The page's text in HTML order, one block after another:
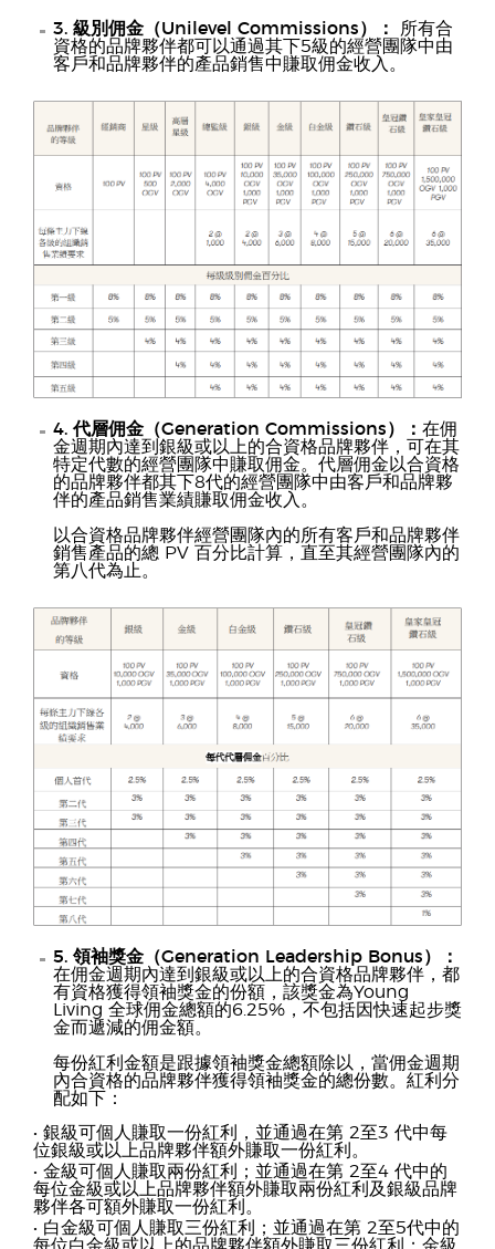
3. 級別佣金（Unilevel Commissions）： 所有合
資格的品牌夥伴都可以通過其下5級的經營團隊中由
客戶和品牌夥伴的產品銷售中賺取佣金收入。
4. 代層佣金（Generation Commissions）： 在佣
金週期內達到銀級或以上的合資格品牌夥伴，可在其
特定代數的經營團隊中賺取佣金。代層佣金以合資格
的品牌夥伴都其下8代的經營團隊中由客戶和品牌夥
伴的產品銷售業績賺取佣金收入。
以合資格品牌夥伴經營團隊內的所有客戶和品牌夥伴
銷售產品的總 PV 百分比計算，直至其經營團隊內的
第八代為止。
5. 領袖獎金（Generation Leadership Bonus）：
在佣金週期內達到銀級或以上的合資格品牌夥伴，都
有資格獲得領袖獎金的份額，該獎金為Young
Living 全球佣金總額的6.25%，不包括因快速起步獎
金而遞減的佣金額。
每份紅利金額是跟據領袖獎金總額除以，當佣金週期
內合資格的品牌夥伴獲得領袖獎金的總份數。紅利分
配如下：
• 銀級可個人賺取一份紅利，並通過在第 2至3 代中每
位銀級或以上品牌夥伴額外賺取一份紅利。
• 金級可個人賺取兩份紅利；並通過在第 2至4 代中的
每位金級或以上品牌夥伴額外賺取兩份紅利及銀級品牌
夥伴各可額外賺取一份紅利。
• 白金級可個人賺取三份紅利；並通過在第 2至5代中的